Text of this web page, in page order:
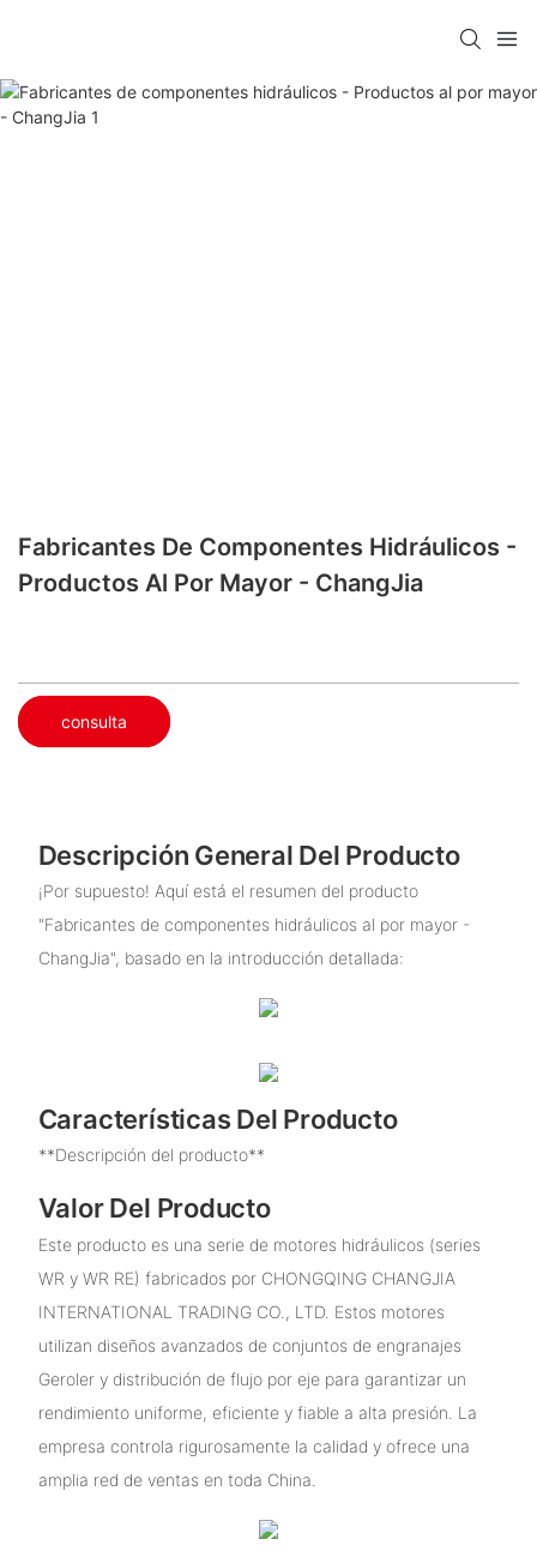
Fabricantes De Componentes Hidráulicos -
Productos Al Por Mayor - ChangJia
consulta
Descripción General Del Producto
¡Por supuesto! Aquí está el resumen del producto
"Fabricantes de componentes hidráulicos al por mayor -
ChangJia", basado en la introducción detallada:
Características Del Producto
**Descripción del producto**
Valor Del Producto
Este producto es una serie de motores hidráulicos (series
WR y WR RE) fabricados por CHONGQING CHANGJIA
INTERNATIONAL TRADING CO., LTD. Estos motores
utilizan diseños avanzados de conjuntos de engranajes
Geroler y distribución de flujo por eje para garantizar un
rendimiento uniforme, eficiente y fiable a alta presión. La
empresa controla rigurosamente la calidad y ofrece una
amplia red de ventas en toda China.